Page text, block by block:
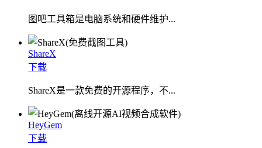
图吧工具箱是电脑系统和硬件维护...
ShareX
下载
ShareX是一款免费的开源程序，不...
HeyGem
下载